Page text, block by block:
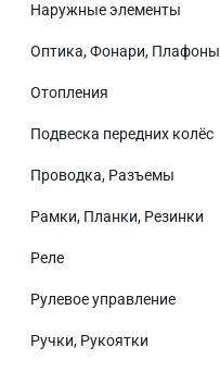
Наружные элементы
Оптика, Фонари, Плафоны
Отопления
Подвеска передних колёс
Проводка, Разъемы
Рамки, Планки, Резинки
Реле
Рулевое управление
Ручки, Рукоятки